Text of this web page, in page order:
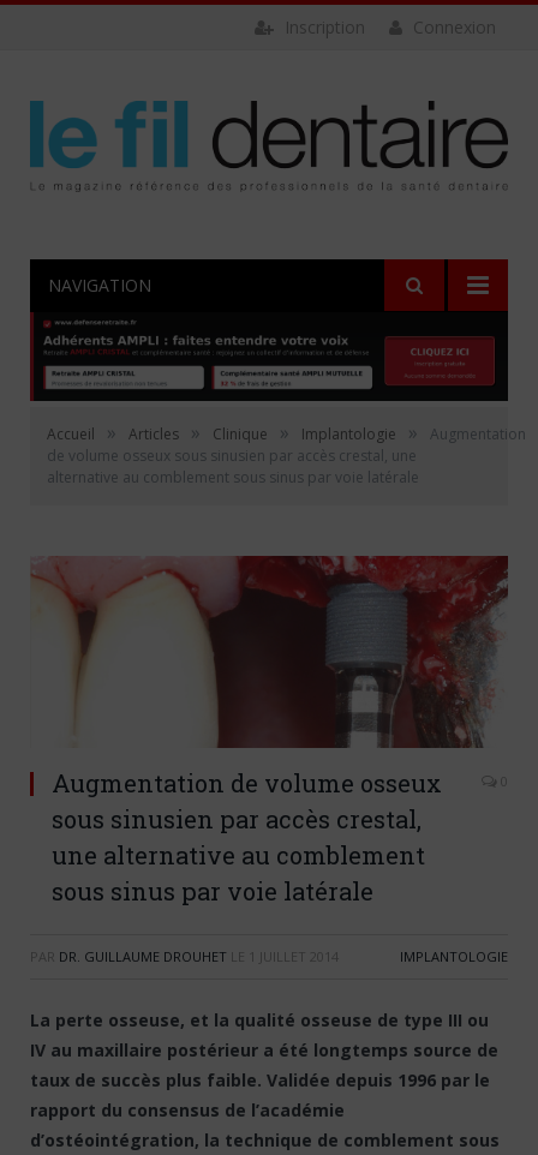
Connexion
Inscription
NAVIGATION
Accueil » Articles » Clinique » Implantologie »
Augmentation
de volume osseux sous sinusien par accès crestal, une
alternative au comblement sous sinus par voie latérale
Augmentation de volume osseux
sous sinusien par accès crestal,
une alternative au comblement
sous sinus par voie latérale
0
PAR DR. GUILLAUME DROUHET LE 1 JUILLET 2014 IMPLANTOLOGIE
La perte osseuse, et la qualité osseuse de type III ou
IV au maxillaire postérieur a été longtemps source de
taux de succès plus faible. Validée depuis 1996 par le
rapport du consensus de l’académie
d’ostéointégration, la technique de comblement sous